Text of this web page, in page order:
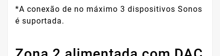
*A conexão de no máximo 3 dispositivos Sonos
é suportada.